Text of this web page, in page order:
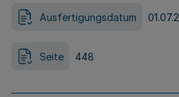
Ausfertigungsdatum
Seite 448